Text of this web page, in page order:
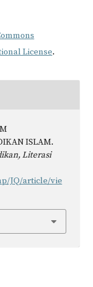
License.
ISLAM.
Literasi
JQ/article/vie